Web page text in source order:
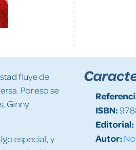
fluye de
Por eso se
Ginny
especial, y
ISBN:
Editorial:
Autor: